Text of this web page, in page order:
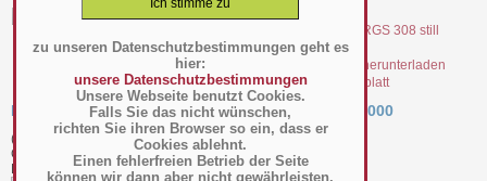
zu unseren Datenschutzbestimmungen geht es
hier:
unsere Datenschutzbestimmungen
Unsere Webseite benutzt Cookies.
Falls Sie das nicht wünschen,
richten Sie ihren Browser so ein, dass er
Cookies ablehnt.
Einen fehlerfreien Betrieb der Seite
können wir dann aber nicht gewährleisten.
file_2883.pdf Datenblatt
Rückstellprobenschrank RGS 308 still - 4055308000
(Art.-Nr.:
GTIN: 4063377178273
Hersteller/Großhändler Liebherr